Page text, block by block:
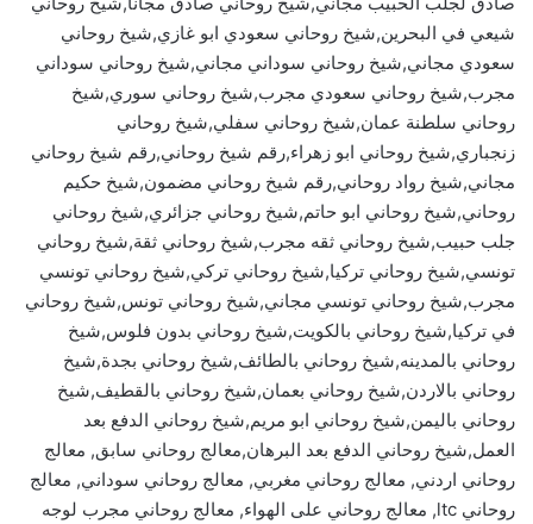
شيعي في البحرين,شيخ روحاني سعودي ابو غازي,شيخ روحاني
سعودي مجاني,شيخ روحاني سوداني مجاني,شيخ روحاني سوداني
مجرب,شيخ روحاني سعودي مجرب,شيخ روحاني سوري,شيخ
روحاني سلطنة عمان,شيخ روحاني سفلي,شيخ روحاني
زنجباري,شيخ روحاني ابو زهراء,رقم شيخ روحاني,رقم شيخ روحاني
مجاني,شيخ رواد روحاني,رقم شيخ روحاني مضمون,شيخ حكيم
روحاني,شيخ روحاني ابو حاتم,شيخ روحاني جزائري,شيخ روحاني
جلب حبيب,شيخ روحاني ثقه مجرب,شيخ روحاني ثقة,شيخ روحاني
تونسي,شيخ روحاني تركيا,شيخ روحاني تركي,شيخ روحاني تونسي
مجرب,شيخ روحاني تونسي مجاني,شيخ روحاني تونس,شيخ روحاني
في تركيا,شيخ روحاني بالكويت,شيخ روحاني بدون فلوس,شيخ
روحاني بالمدينه,شيخ روحاني بالطائف,شيخ روحاني بجدة,شيخ
روحاني بالاردن,شيخ روحاني بعمان,شيخ روحاني بالقطيف,شيخ
روحاني باليمن,شيخ روحاني ابو مريم,شيخ روحاني الدفع بعد
العمل,شيخ روحاني الدفع بعد البرهان,معالج روحاني سابق, معالج
روحاني اردني, معالج روحاني مغربي, معالج روحاني سوداني, معالج
روحاني ltc, معالج روحاني على الهواء, معالج روحاني مجرب لوجه